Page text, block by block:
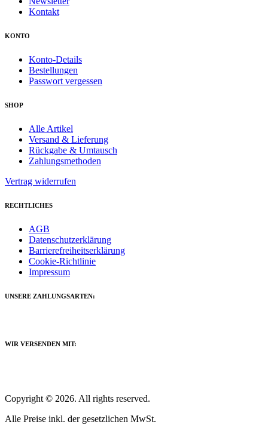
Kontakt
KONTO
Konto-Details
Bestellungen
Passwort vergessen
SHOP
Alle Artikel
Versand & Lieferung
Rückgabe & Umtausch
Zahlungsmethoden
Vertrag widerrufen
RECHTLICHES
AGB
Datenschutzerklärung
Barrierefreiheitserklärung
Cookie-Richtlinie
Impressum
UNSERE ZAHLUNGSARTEN:
WIR VERSENDEN MIT:
Copyright © 2026. All rights reserved.
Alle Preise inkl. der gesetzlichen MwSt.